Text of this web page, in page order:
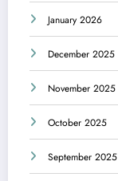
January 2026
December 2025
November 2025
October 2025
September 2025